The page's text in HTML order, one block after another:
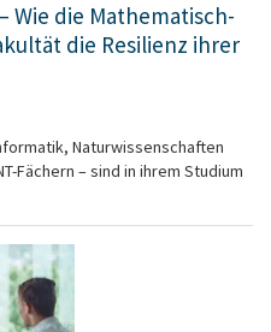
Wie die Mathematisch-
die Resilienz ihrer
Naturwissenschaften
Fächern – sind in ihrem Studium